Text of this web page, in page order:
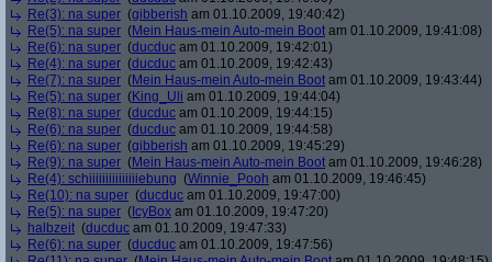
Re(3): na super (gibberish am 01.10.2009, 19:40:42)
Re(5): na super (Mein Haus-mein Auto-mein Boot am 01.10.2009, 19:41:08)
Re(6): na super (ducduc am 01.10.2009, 19:42:01)
Re(4): na super (ducduc am 01.10.2009, 19:42:43)
Re(7): na super (Mein Haus-mein Auto-mein Boot am 01.10.2009, 19:43:44)
Re(5): na super (King_Uli am 01.10.2009, 19:44:04)
Re(8): na super (ducduc am 01.10.2009, 19:44:15)
Re(6): na super (ducduc am 01.10.2009, 19:44:58)
Re(6): na super (gibberish am 01.10.2009, 19:45:29)
Re(9): na super (Mein Haus-mein Auto-mein Boot am 01.10.2009, 19:46:28)
Re(4): schiiiiiiiiiiiiiiiebung (Winnie_Pooh am 01.10.2009, 19:46:45)
Re(10): na super (ducduc am 01.10.2009, 19:47:00)
Re(5): na super ( IcyBox am 01.10.2009, 19:47:20)
halbzeit (ducduc am 01.10.2009, 19:47:33)
Re(6): na super (ducduc am 01.10.2009, 19:47:56)